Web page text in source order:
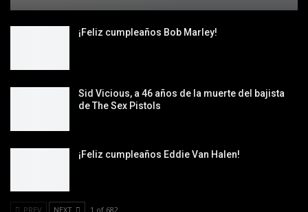
¡Feliz cumpleaños Bob Marley!
Sid Vicious, a 46 años de la muerte del bajista
de The Sex Pistols
¡Feliz cumpleaños Eddie Van Halen!
PREV NEXT 1 of 682